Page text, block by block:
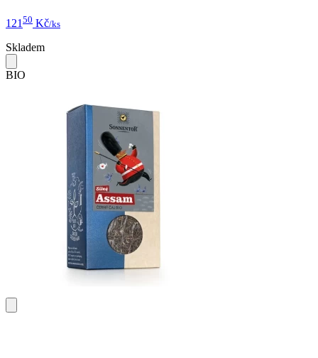
12150 Kč/ks
Skladem
BIO